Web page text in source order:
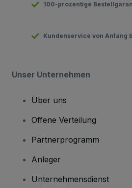
100-prozentige
Kundenservice von Anfang
Unser Unternehmen
Über uns
Offene Verteilung
Partnerprogramm
Anleger
Unternehmensdienst